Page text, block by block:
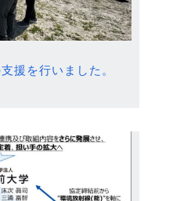
援を行いました。